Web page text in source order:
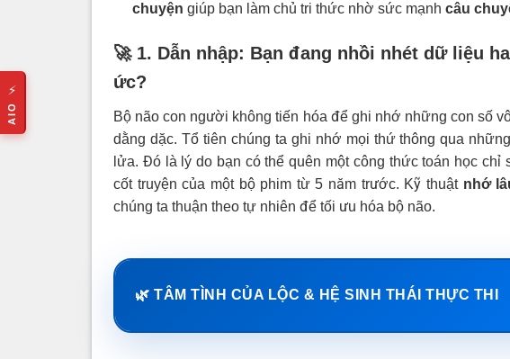
chuyện giúp bạn làm chủ tri thức nhờ sức mạnh câu
🚀 1. Dẫn nhập: Bạn đang nhồi nhét dữ liệu
ức?
Bộ não con người không tiến hóa để ghi nhớ những con số
dằng dặc. Tổ tiên chúng ta ghi nhớ mọi thứ thông qua
lửa. Đó là lý do bạn có thể quên một công thức toán học chỉ
cốt truyện của một bộ phim từ 5 năm trước. Kỹ thuật nhớ
chúng ta thuận theo tự nhiên để tối ưu hóa bộ não.
🌿 TÂM TÌNH CỦA LỘC & HỆ SINH THÁI THỰC THI
⚡
AIO